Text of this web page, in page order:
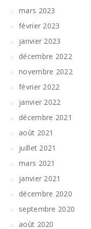
mars 2023
février 2023
janvier 2023
décembre 2022
novembre 2022
février 2022
janvier 2022
décembre 2021
août 2021
juillet 2021
mars 2021
janvier 2021
décembre 2020
septembre 2020
août 2020